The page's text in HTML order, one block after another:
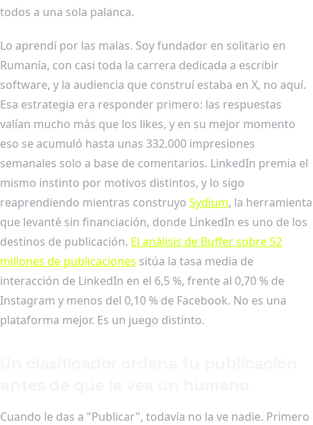
todos a una sola palanca.
Lo aprendí por las malas. Soy fundador en solitario en
Rumanía, con casi toda la carrera dedicada a escribir
software, y la audiencia que construí estaba en X, no aquí.
Esa estrategia era responder primero: las respuestas
valían mucho más que los likes, y en su mejor momento
eso se acumuló hasta unas 332.000 impresiones
semanales solo a base de comentarios. LinkedIn premia el
mismo instinto por motivos distintos, y lo sigo
reaprendiendo mientras construyo Sydium, la herramienta
que levanté sin financiación, donde LinkedIn es uno de los
destinos de publicación. El análisis de Buffer sobre 52
millones de publicaciones sitúa la tasa media de
interacción de LinkedIn en el 6,5 %, frente al 0,70 % de
Instagram y menos del 0,10 % de Facebook. No es una
plataforma mejor. Es un juego distinto.
Cuando le das a "Publicar", todavía no la ve nadie. Primero